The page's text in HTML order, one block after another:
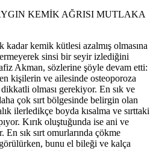
KEMİK AĞRISI MUTLAKA
kadar kemik kütlesi azalmış olmasına
sinsi bir seyir izlediğini
Akman, sözlerine şöyle devam etti:
kişilerin ve ailesinde osteoporoza
olması gerekiyor. En sık ve
çok sırt bölgesinde belirgin olan
ilerledikçe boyda kısalma ve sırttaki
Kırık oluştuğunda ise ani ve
En sık sırt omurlarında çökme
bunu el bileği ve kalça